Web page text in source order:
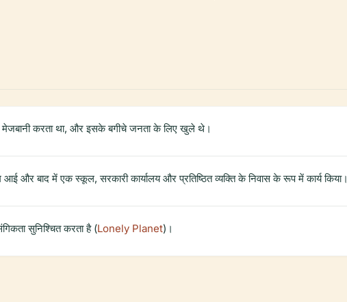
मेजबानी करता था, और इसके बगीचे जनता के लिए खुले थे।
और बाद में एक स्कूल, सरकारी कार्यालय और प्रतिष्ठित व्यक्ति के निवास के रूप में कार्य किया।
सुनिश्चित करता है (Lonely Planet)।